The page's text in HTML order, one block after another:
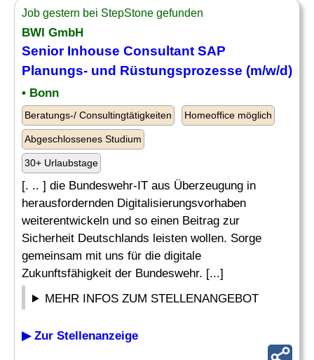
Job gestern bei StepStone gefunden
BWI GmbH
Senior Inhouse Consultant SAP
Planungs- und Rüstungsprozesse (m/w/d)
• Bonn
Beratungs-/ Consultingtätigkeiten Homeoffice möglich
Abgeschlossenes Studium
30+ Urlaubstage
[. .. ] die Bundeswehr-IT aus Überzeugung in
herausfordernden Digitalisierungsvorhaben
weiterentwickeln und so einen Beitrag zur
Sicherheit Deutschlands leisten wollen. Sorge
gemeinsam mit uns für die digitale
Zukunftsfähigkeit der Bundeswehr. [...]
MEHR INFOS ZUM STELLENANGEBOT
▶ Zur Stellenanzeige